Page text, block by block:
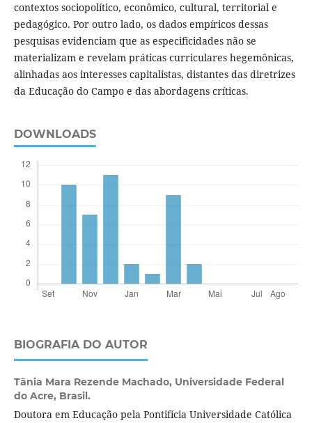
contextos sociopolítico, econômico, cultural, territorial e
pedagógico. Por outro lado, os dados empíricos dessas
pesquisas evidenciam que as especificidades não se
materializam e revelam práticas curriculares hegemônicas,
alinhadas aos interesses capitalistas, distantes das diretrizes
da Educação do Campo e das abordagens críticas.
DOWNLOADS
BIOGRAFIA DO AUTOR
Tânia Mara Rezende Machado, Universidade Federal
do Acre, Brasil.
Doutora em Educação pela Pontifícia Universidade Católica